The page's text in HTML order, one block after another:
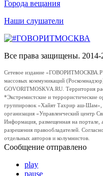
Города вещания
Наши слушатели
Все права защищены.
Сетевое издание
массовых коммуникаций
GOVORITMOSKVA.RU. Территория
*Экстремистские и
группировок «Хайят Тахрир аш-Шам»,
организация «Управленческий центр
Информация, размещенная на портале,
разрешения правообладателей.
отдельных авторов и колумнистов.
Сообщение отправлено
play
pause